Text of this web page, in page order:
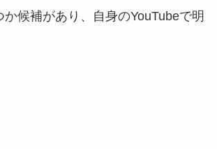
候補があり、自身のYouTubeで明